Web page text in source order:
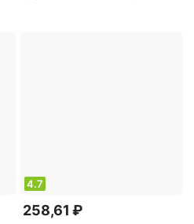
4.7
258,61 ₽